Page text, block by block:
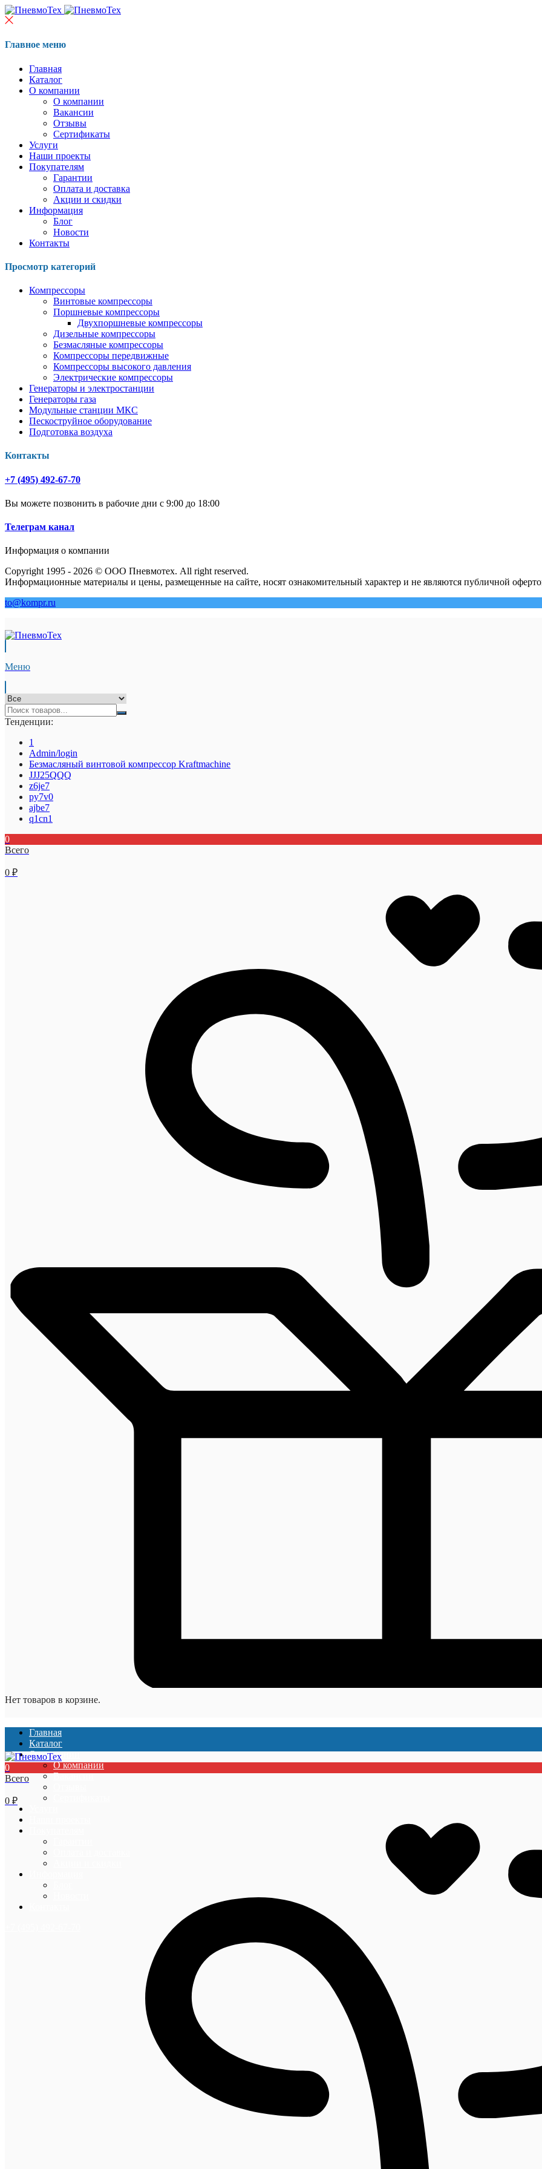
Главное меню
Главная
Каталог
О компании
О компании
Вакансии
Отзывы
Сертификаты
Услуги
Наши проекты
Покупателям
Гарантии
Оплата и доставка
Акции и скидки
Информация
Блог
Новости
Контакты
Просмотр категорий
Компрессоры
Винтовые компрессоры
Поршневые компрессоры
Двухпоршневые компрессоры
Дизельные компрессоры
Безмасляные компрессоры
Компрессоры передвижные
Компрессоры высокого давления
Электрические компрессоры
Генераторы и электростанции
Генераторы газа
Модульные станции МКС
Пескоструйное оборудование
Подготовка воздуха
Контакты
+7 (495) 492-67-70
Вы можете позвонить в рабочие дни с 9:00 до 18:00
Телеграм канал
Информация о компании
Copyright 1995 - 2026 © ООО Пневмотех. All right reserved.
Информационные материалы и цены, размещенные на сайте, носят ознакомительный характер и не являются публичной
to@kompr.ru
Меню
Тенденции:
1
Admin/login
Безмасляный винтовой компрессор Kraftmaсhine
JJJ25QQQ
z6je7
py7v0
ajbe7
q1cn1
0
Всего
0 ₽
Нет товаров в корзине.
Главная
Каталог
О компании
О компании
Вакансии
0
Всего
0 ₽